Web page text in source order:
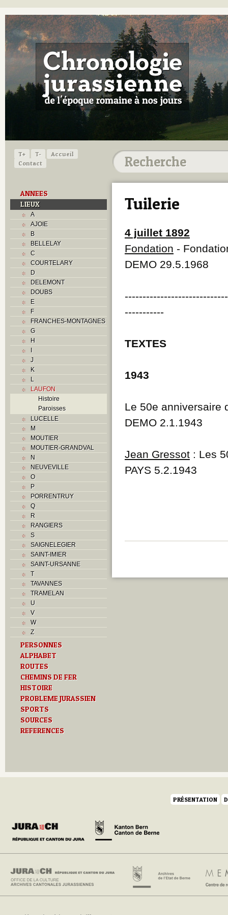
T+ T-
Accueil
Contact
ANNEES
LIEUX
A
AJOIE
B
BELLELAY
C
COURTELARY
D
DELEMONT
DOUBS
E
F
FRANCHES-MONTAGNES
G
H
I
J
K
L
LAUFON
Histoire
Paroisses
LUCELLE
M
MOUTIER
MOUTIER-GRANDVAL
N
NEUVEVILLE
O
P
PORRENTRUY
Q
R
RANGIERS
S
SAIGNELEGIER
SAINT-IMIER
SAINT-URSANNE
T
TAVANNES
TRAMELAN
U
V
W
Z
PERSONNES
ALPHABET
ROUTES
CHEMINS DE FER
HISTOIRE
PROBLEME JURASSIEN
SPORTS
SOURCES
REFERENCES
Tuilerie
4 juillet 1892
Fondation -
DEMO 29.5.1968
-----------
TEXTES
1943
Le 50e anniversaire
DEMO 2.1.1943
Jean Gressot : Les
PAYS 5.2.1943
PRÉSENTATION